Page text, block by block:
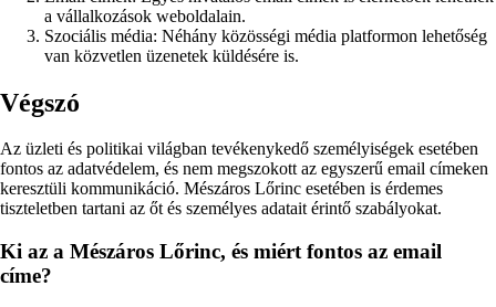
a vállalkozások weboldalain.
Szociális média: Néhány közösségi média platformon lehetőség
van közvetlen üzenetek küldésére is.
Végszó
Az üzleti és politikai világban tevékenykedő személyiségek esetében
fontos az adatvédelem, és nem megszokott az egyszerű email címeken
keresztüli kommunikáció. Mészáros Lőrinc esetében is érdemes
tiszteletben tartani az őt és személyes adatait érintő szabályokat.
Ki az a Mészáros Lőrinc, és miért fontos az email
címe?